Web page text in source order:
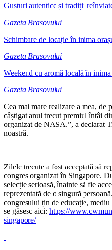
Gusturi autentice și tradiții
Gazeta Brasovului
Schimbare de locație în inima
Gazeta Brasovului
Weekend cu aromă locală în
Gazeta Brasovului
Cea mai mare realizare a mea, de
câștigat anul trecut premiul întâi
organizat de NASA.”, a declarat
noastră.
Zilele trecute a fost acceptată să
congres organizat în Singapore.
selecție serioasă, înainte să fie
reprezentată de o singură
congresului țin de educație,
se găsesc aici: https://
singapore/